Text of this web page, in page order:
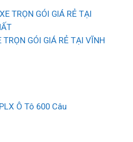
TRỌN GÓI GIÁ RẺ TẠI VĨNH
Ô Tô 600 Câu